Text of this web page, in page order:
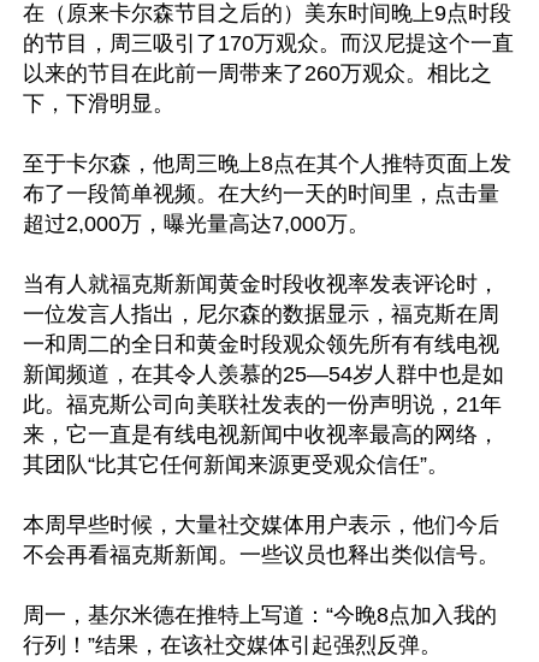
在（原来卡尔森节目之后的）美东时间晚上9点时段
的节目，周三吸引了170万观众。而汉尼提这个一直
以来的节目在此前一周带来了260万观众。相比之
下，下滑明显。
至于卡尔森，他周三晚上8点在其个人推特页面上发
布了一段简单视频。在大约一天的时间里，点击量
超过2,000万，曝光量高达7,000万。
当有人就福克斯新闻黄金时段收视率发表评论时，
一位发言人指出，尼尔森的数据显示，福克斯在周
一和周二的全日和黄金时段观众领先所有有线电视
新闻频道，在其令人羡慕的25—54岁人群中也是如
此。福克斯公司向美联社发表的一份声明说，21年
来，它一直是有线电视新闻中收视率最高的网络，
其团队“比其它任何新闻来源更受观众信任”。
本周早些时候，大量社交媒体用户表示，他们今后
不会再看福克斯新闻。一些议员也释出类似信号。
周一，基尔米德在推特上写道：“今晚8点加入我的
行列！”结果，在该社交媒体引起强烈反弹。